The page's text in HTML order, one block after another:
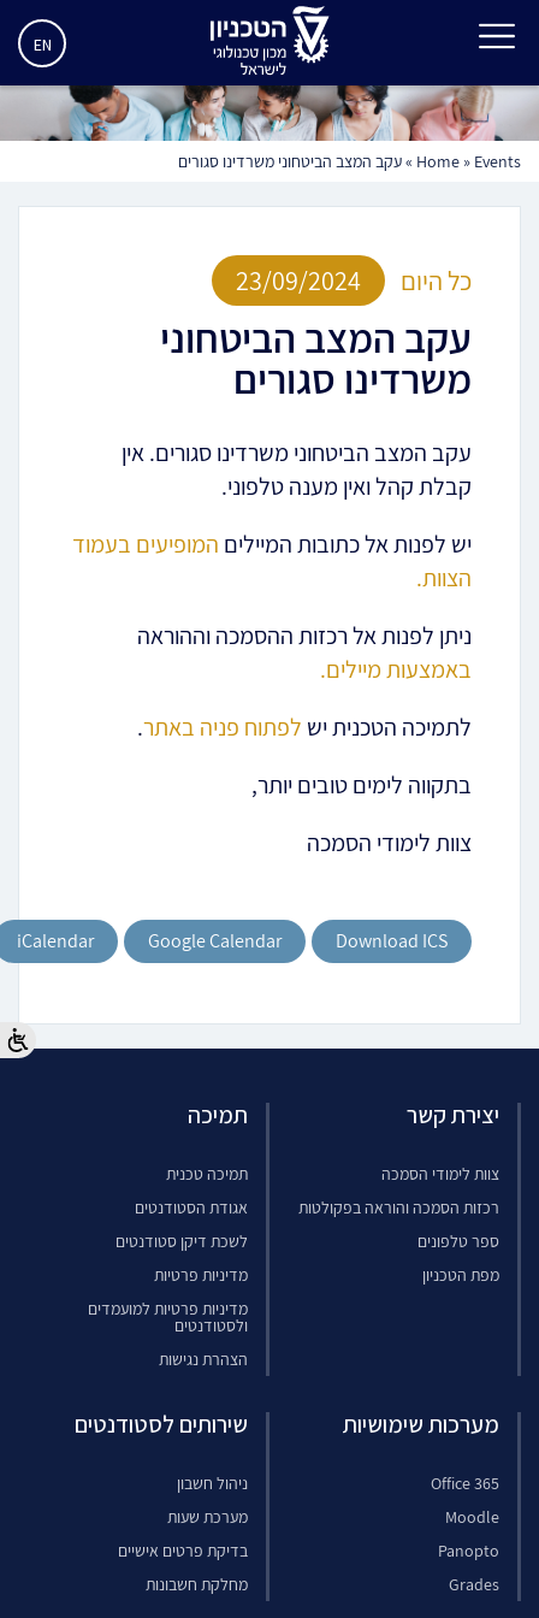
EN
Home » Events
»עקב המצב הביטחוני משרדינו סגורים
23/09/2024 כל היום
עקב המצב הביטחוני
משרדינו סגורים
עקב המצב הביטחוני משרדינו סגורים. אין
קבלת קהל ואין מענה טלפוני.
יש לפנות אל כתובות המיילים המופיעים בעמוד
הצוות.
ניתן לפנות אל רכזות ההסמכה וההוראה
באמצעות מיילים.
לתמיכה הטכנית יש לפתוח פניה באתר.
בתקווה לימים טובים יותר,
צוות לימודי הסמכה
Download ICS
Google Calendar
iCalendar
יצירת קשר
צוות לימודי הסמכה
רכזות הסמכה והוראה בפקולטות
ספר טלפונים
מפת הטכניון
תמיכה
תמיכה טכנית
אגודת הסטודנטים
לשכת דיקן סטודנטים
מדיניות פרטיות
מדיניות פרטיות למועמדים
ולסטודנטים
הצהרת נגישות
מערכות שימושיות
Office 365
Moodle
Panopto
Grades
שירותים לסטודנטים
ניהול חשבון
מערכת שעות
בדיקת פרטים אישיים
מחלקת חשבונות